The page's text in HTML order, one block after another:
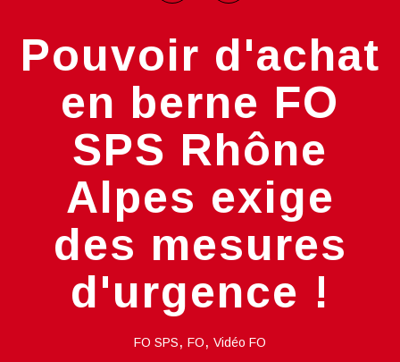
Pouvoir d'achat
en berne FO
SPS Rhône
Alpes exige
des mesures
d'urgence !
FO SPS, FO, Vidéo FO